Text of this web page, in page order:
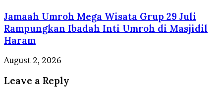
Jamaah Umroh Mega Wisata Grup 29 Juli
Rampungkan Ibadah Inti Umroh di Masjidil
Haram
August 2, 2026
Leave a Reply